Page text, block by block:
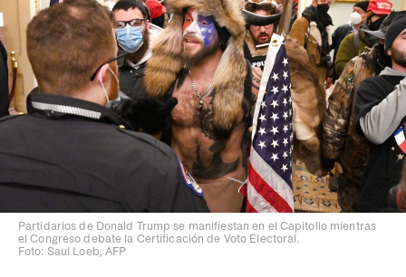
Partidarios de Donald Trump se manifiestan en el Capitolio mientras
el Congreso debate la Certificación de Voto Electoral.
Foto: Saul Loeb, AFP